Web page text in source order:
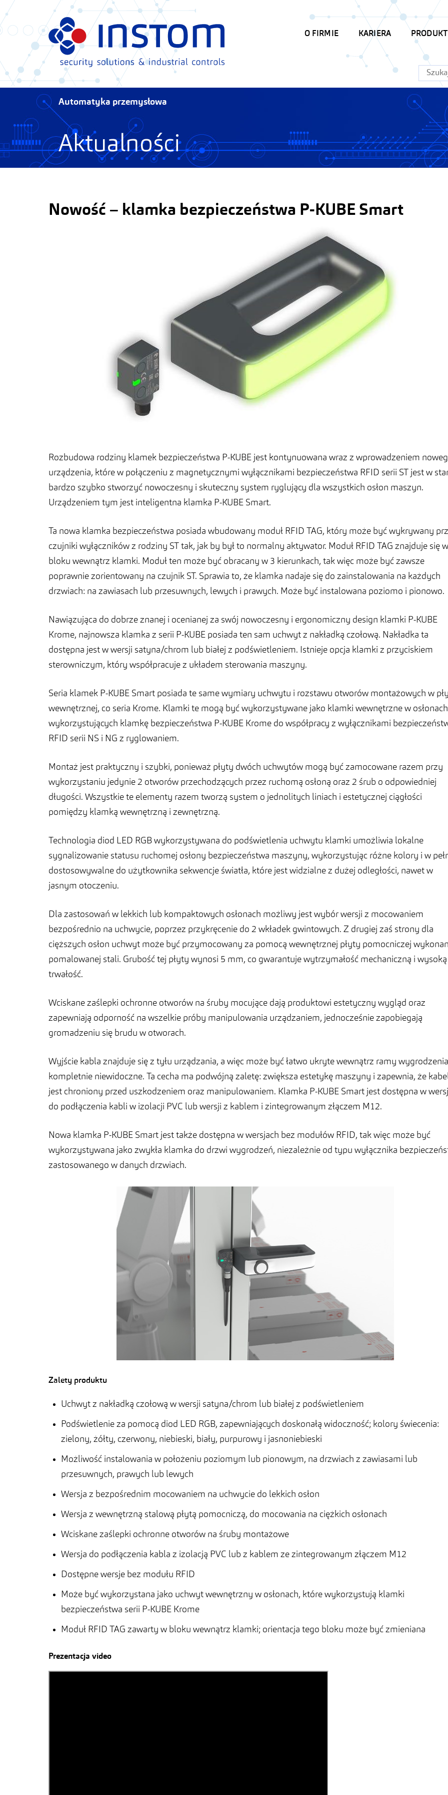
Przejdź
do
zawartości
przemysłowa
O FIRMIE
KARIERA
Szukaj:
Automatyka przemysłowa
Aktualności
Nowość – klamka bezpieczeństwa P-KUBE Smart
Rozbudowa rodziny klamek bezpieczeństwa P-KUBE jest kontynuowana wraz z wprowadzeniem
urządzenia, które w połączeniu z magnetycznymi wyłącznikami bezpieczeństwa RFID serii ST jest w
bardzo szybko stworzyć nowoczesny i skuteczny system ryglujący dla wszystkich osłon maszyn.
Urządzeniem tym jest inteligentna klamka P-KUBE Smart.
Ta nowa klamka bezpieczeństwa posiada wbudowany moduł RFID TAG, który może być wykrywany
czujniki wyłączników z rodziny ST tak, jak by był to normalny aktywator. Moduł RFID TAG znajduje się w
bloku wewnątrz klamki. Moduł ten może być obracany w 3 kierunkach, tak więc może być zawsze
poprawnie zorientowany na czujnik ST. Sprawia to, że klamka nadaje się do zainstalowania na każdych
drzwiach: na zawiasach lub przesuwnych, lewych i prawych. Może być instalowana poziomo i pionowo.
Nawiązująca do dobrze znanej i ocenianej za swój nowoczesny i ergonomiczny design klamki P-KUBE
Krome, najnowsza klamka z serii P-KUBE posiada ten sam uchwyt z nakładką czołową. Nakładka ta
dostępna jest w wersji satyna/chrom lub białej z podświetleniem. Istnieje opcja klamki z przyciskiem
sterowniczym, który współpracuje z układem sterowania maszyny.
Seria klamek P-KUBE Smart posiada te same wymiary uchwytu i rozstawu otworów montażowych w
wewnętrznej, co seria Krome. Klamki te mogą być wykorzystywane jako klamki wewnętrzne w osłonach
wykorzystujących klamkę bezpieczeństwa P-KUBE Krome do współpracy z wyłącznikami
RFID serii NS i NG z ryglowaniem.
Montaż jest praktyczny i szybki, ponieważ płyty dwóch uchwytów mogą być zamocowane razem przy
wykorzystaniu jedynie 2 otworów przechodzących przez ruchomą osłoną oraz 2 śrub o odpowiedniej
długości. Wszystkie te elementy razem tworzą system o jednolitych liniach i estetycznej ciągłości
pomiędzy klamką wewnętrzną i zewnętrzną.
Technologia diod LED RGB wykorzystywana do podświetlenia uchwytu klamki umożliwia lokalne
sygnalizowanie statusu ruchomej osłony bezpieczeństwa maszyny, wykorzystując różne kolory i w
dostosowywalne do użytkownika sekwencje światła, które jest widzialne z dużej odległości, nawet w
jasnym otoczeniu.
Dla zastosowań w lekkich lub kompaktowych osłonach możliwy jest wybór wersji z mocowaniem
bezpośrednio na uchwycie, poprzez przykręcenie do 2 wkładek gwintowych. Z drugiej zaś strony dla
cięższych osłon uchwyt może być przymocowany za pomocą wewnętrznej płyty pomocniczej
pomalowanej stali. Grubość tej płyty wynosi 5 mm, co gwarantuje wytrzymałość mechaniczną i wysoką
trwałość.
Wciskane zaślepki ochronne otworów na śruby mocujące dają produktowi estetyczny wygląd oraz
zapewniają odporność na wszelkie próby manipulowania urządzaniem, jednocześnie zapobiegają
gromadzeniu się brudu w otworach.
Wyjście kabla znajduje się z tyłu urządzania, a więc może być łatwo ukryte wewnątrz ramy
kompletnie niewidoczne. Ta cecha ma podwójną zaletę: zwiększa estetykę maszyny i zapewnia, że
jest chroniony przed uszkodzeniem oraz manipulowaniem. Klamka P-KUBE Smart jest dostępna w
do podłączenia kabli w izolacji PVC lub wersji z kablem i zintegrowanym złączem M12.
Nowa klamka P-KUBE Smart jest także dostępna w wersjach bez modułów RFID, tak więc może być
wykorzystywana jako zwykła klamka do drzwi wygrodzeń, niezależnie od typu wyłącznika
zastosowanego w danych drzwiach.
Zalety produktu
Uchwyt z nakładką czołową w wersji satyna/chrom lub białej z podświetleniem
Podświetlenie za pomocą diod LED RGB, zapewniających doskonałą widoczność; kolory świecenia:
zielony, żółty, czerwony, niebieski, biały, purpurowy i jasnoniebieski
Możliwość instalowania w położeniu poziomym lub pionowym, na drzwiach z zawiasami lub
przesuwnych, prawych lub lewych
Wersja z bezpośrednim mocowaniem na uchwycie do lekkich osłon
Wersja z wewnętrzną stalową płytą pomocniczą, do mocowania na ciężkich osłonach
Wciskane zaślepki ochronne otworów na śruby montażowe
Wersja do podłączenia kabla z izolacją PVC lub z kablem ze zintegrowanym złączem M12
Dostępne wersje bez modułu RFID
Może być wykorzystana jako uchwyt wewnętrzny w osłonach, które wykorzystują klamki
bezpieczeństwa serii P-KUBE Krome
Moduł RFID TAG zawarty w bloku wewnątrz klamki; orientacja tego bloku może być zmieniana
Prezentacja video